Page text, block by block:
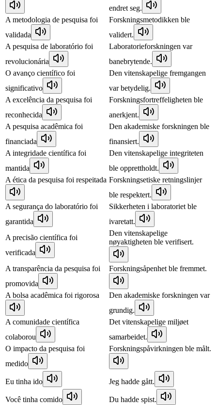
endret seg.
A metodologia de pesquisa foi
validada
Forskningsmetodikken ble
validert.
A pesquisa de laboratório foi
revolucionária
Laboratorieforskningen var
banebrytende.
O avanço científico foi
significativo
Den vitenskapelige fremgangen
var betydelig.
A excelência da pesquisa foi
reconhecida
Forskningsfortreffeligheten ble
anerkjent.
A pesquisa acadêmica foi
financiada
Den akademiske forskningen ble
finansiert.
A integridade científica foi
mantida
Den vitenskapelige integriteten
ble opprettholdt.
A ética da pesquisa foi respeitada Forskningsetiske retningslinjer
ble respektert.
A segurança do laboratório foi
garantida
Sikkerheten i laboratoriet ble
ivaretatt.
A precisão científica foi
verificada
Den vitenskapelige
nøyaktigheten ble verifisert.
A transparência da pesquisa foi
promovida
Forskningsåpenhet ble fremmet.
A bolsa acadêmica foi rigorosa
Den akademiske forskningen var
grundig.
A comunidade científica
colaborou
Det vitenskapelige miljøet
samarbeidet.
O impacto da pesquisa foi
medido
Forskningspåvirkningen ble målt.
Eu tinha ido Jeg hadde gått.
Você tinha comido Du hadde spist.